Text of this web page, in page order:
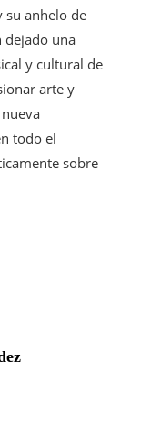
su anhelo de
dejado una
y cultural de
arte y
todo el
sobre